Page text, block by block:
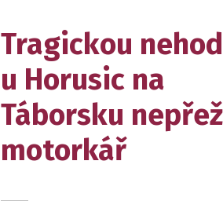
Tragickou
u Horusic na
Táborsku
motorkář